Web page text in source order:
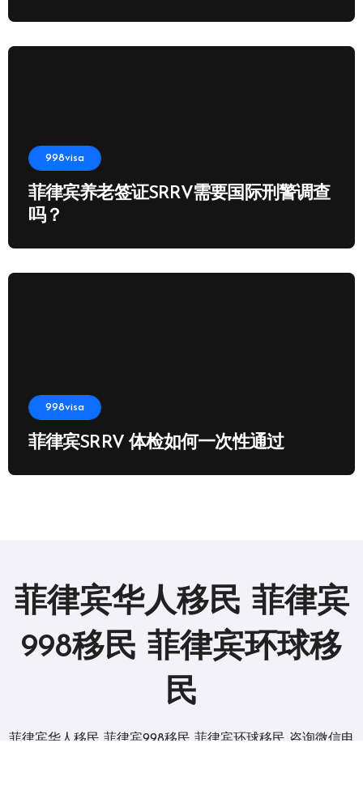
998visa
菲律宾养老签证SRRV需要国际刑警调查
吗？
998visa
菲律宾SRRV 体检如何一次性通过
菲律宾华人移民 菲律宾
998移民 菲律宾环球移
民
菲律宾华人移民 菲律宾998移民 菲律宾环球移民 咨询微信电